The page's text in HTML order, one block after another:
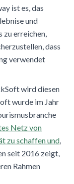
ist es, das
und
erreichen,
dass
verwendet
wird diesen
wurde im Jahr
Netz von
zu schaffen und
seit 2016 zeigt,
Rahmen